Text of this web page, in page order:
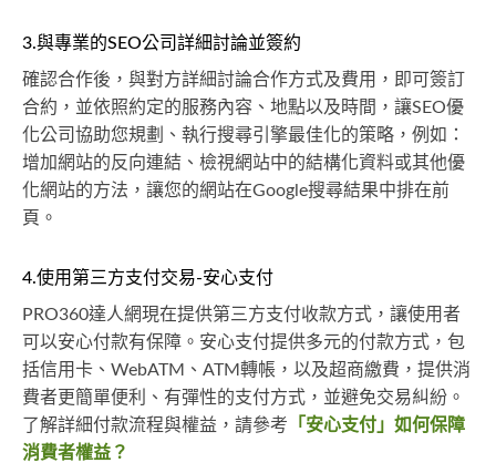
3.與專業的SEO公司詳細討論並簽約
確認合作後，與對方詳細討論合作方式及費用，即可簽訂
合約，並依照約定的服務內容、地點以及時間，讓SEO優
化公司協助您規劃、執行搜尋引擎最佳化的策略，例如：
增加網站的反向連結、檢視網站中的結構化資料或其他優
化網站的方法，讓您的網站在Google搜尋結果中排在前
頁。
4.使用第三方支付交易-安心支付
PRO360達人網現在提供第三方支付收款方式，讓使用者
可以安心付款有保障。安心支付提供多元的付款方式，包
括信用卡、WebATM、ATM轉帳，以及超商繳費，提供消
費者更簡單便利、有彈性的支付方式，並避免交易糾紛。
了解詳細付款流程與權益，請參考 「安心支付」如何保障
消費者權益？